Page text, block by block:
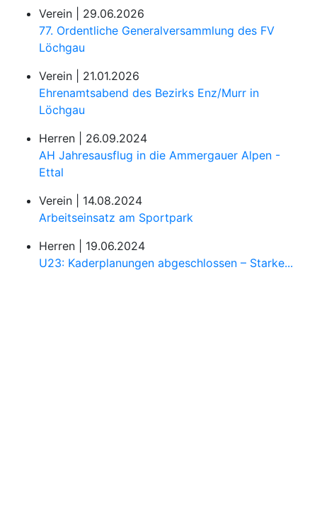
Verein | 29.06.2026
77. Ordentliche Generalversammlung des FV
Löchgau
Verein | 21.01.2026
Ehrenamtsabend des Bezirks Enz/Murr in
Löchgau
Herren | 26.09.2024
AH Jahresausflug in die Ammergauer Alpen -
Ettal
Verein | 14.08.2024
Arbeitseinsatz am Sportpark
Herren | 19.06.2024
U23: Kaderplanungen abgeschlossen – Starke...